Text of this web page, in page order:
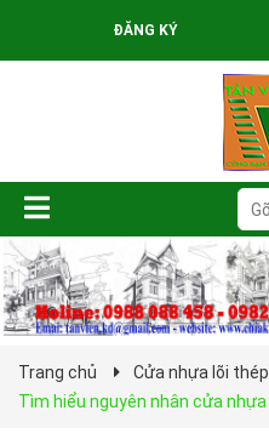
ĐĂNG KÝ
Trang chủ
Cửa nhựa lõi
Tìm hiểu nguyên nhân cửa